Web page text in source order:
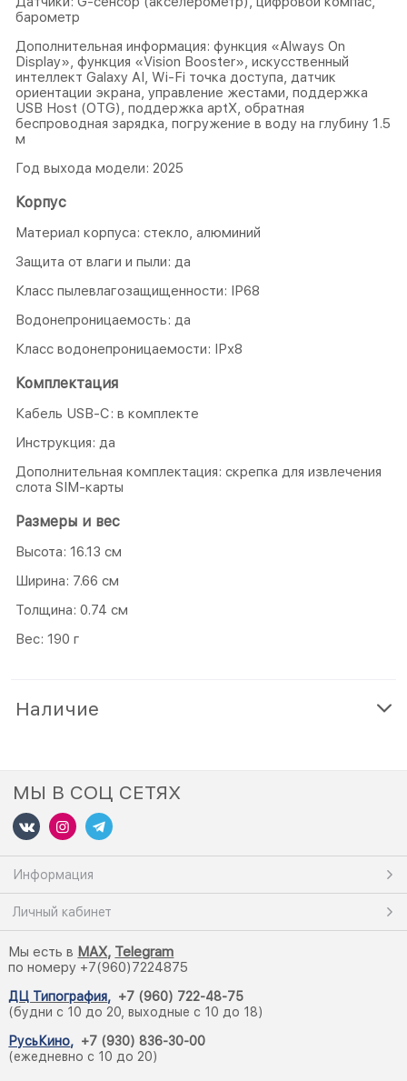
барометр
Дополнительная информация: функция «Always On
Display», функция «Vision Booster», искусственный
интеллект Galaxy AI, Wi-Fi точка доступа, датчик
ориентации экрана, управление жестами, поддержка
USB Host (OTG), поддержка aptX, обратная
беспроводная зарядка, погружение в воду на глубину 1.5
м
Год выхода модели: 2025
Корпус
Материал корпуса: стекло, алюминий
Защита от влаги и пыли: да
Класс пылевлагозащищенности: IP68
Водонепроницаемость: да
Класс водонепроницаемости: IPх8
Комплектация
Кабель USB-C: в комплекте
Инструкция: да
Дополнительная комплектация: скрепка для извлечения
слота SIM-карты
Размеры и вес
Высота: 16.13 см
Ширина: 7.66 см
Толщина: 0.74 см
Вес: 190 г
Наличие
МЫ В СОЦ СЕТЯХ
Информация
Личный кабинет
Мы есть в MAX, Telegram
по номеру +7(960)7224875
ДЦ Типография, +7 (960) 722-48-75
(будни с 10 до 20, выходные с 10 до 18)
РусьКино, +7 (930) 836-30-00
(ежедневно с 10 до 20)